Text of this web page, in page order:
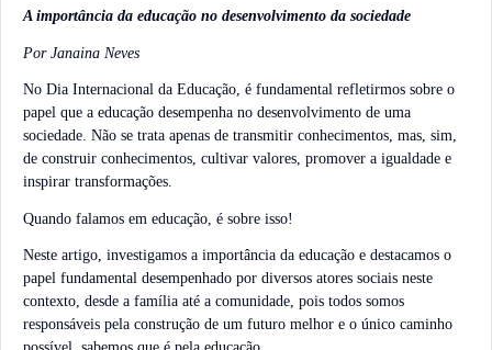
A importância da educação no desenvolvimento da sociedade
Por Janaina Neves
No Dia Internacional da Educação, é fundamental refletirmos sobre o
papel que a educação desempenha no desenvolvimento de uma
sociedade. Não se trata apenas de transmitir conhecimentos, mas, sim,
de construir conhecimentos, cultivar valores, promover a igualdade e
inspirar transformações.
Quando falamos em educação, é sobre isso!
Neste artigo, investigamos a importância da educação e destacamos o
papel fundamental desempenhado por diversos atores sociais neste
contexto, desde a família até a comunidade, pois todos somos
responsáveis pela construção de um futuro melhor e o único caminho